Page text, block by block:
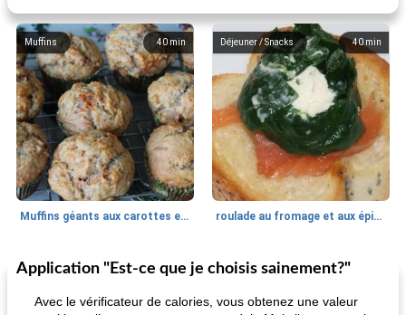
40 min
Muffins
Muffins géants aux carottes et à la banane de Nif
40 min
Déjeuner / Snacks
roulade au fromage et aux épinards
30min
Marques de confiance: recettes et
astuces
Viande et volaille
Application "Est-ce que je choisis sainement?"
Avec le vérificateur de calories, vous obtenez une valeur